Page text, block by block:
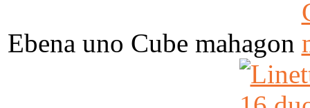
Ebena uno Cube mahagon